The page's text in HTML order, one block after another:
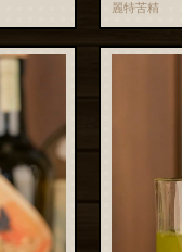
麗特苦精